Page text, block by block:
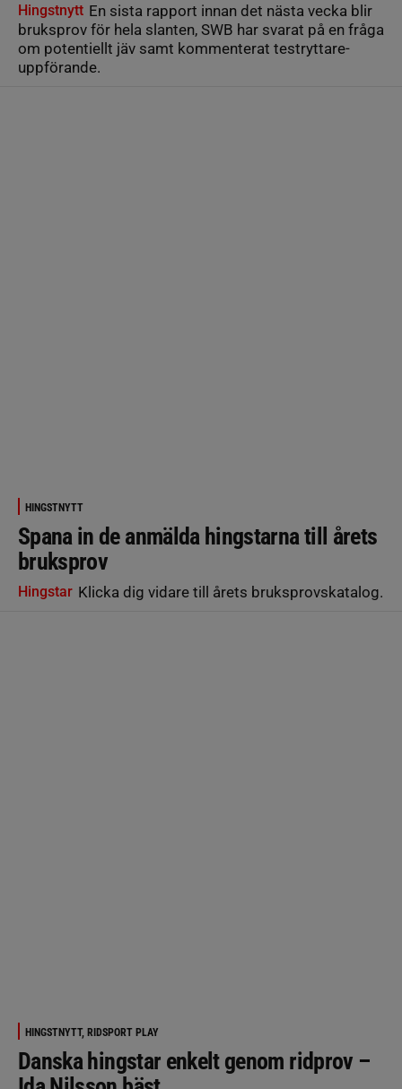
Hingstnytt En sista rapport innan det nästa vecka blir
bruksprov för hela slanten, SWB har svarat på en fråga
om potentiellt jäv samt kommenterat testryttare-
uppförande.
HINGSTNYTT
Spana in de anmälda hingstarna till årets
bruksprov
Hingstar Klicka dig vidare till årets bruksprovskatalog.
HINGSTNYTT, RIDSPORT PLAY
Danska hingstar enkelt genom ridprov –